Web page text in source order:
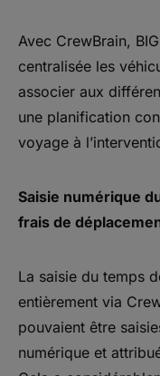
Avec CrewBrain,
centralisée les
associer aux
une planification
voyage à
Saisie numérique
frais de
La saisie du temps
entièrement via
pouvaient être
numérique et